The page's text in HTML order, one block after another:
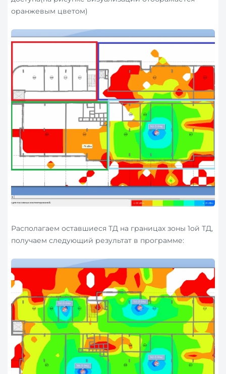
оранжевым цветом)
Располагаем оставшиеся ТД на границах зоны 1ой ТД,
получаем следующий результат в программе: